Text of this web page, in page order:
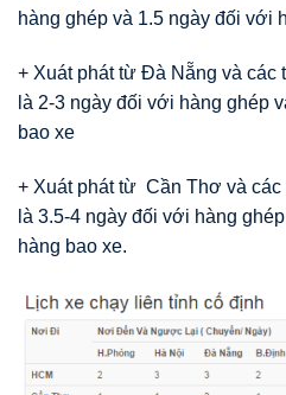
hàng ghép và 1.5 ngày đối với
+ Xuát phát từ Đà Nẵng và các
là 2-3 ngày đối với hàng ghép
bao xe
+ Xuát phát từ Cần Thơ và
là 3.5-4 ngày đối với hàng
hàng bao xe.